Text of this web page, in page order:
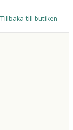
Tillbaka till butiken